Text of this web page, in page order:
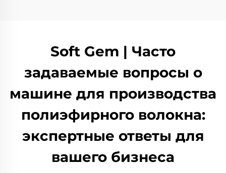
Soft Gem | Часто
задаваемые вопросы о
машине для производства
полиэфирного волокна:
экспертные ответы для
вашего бизнеса